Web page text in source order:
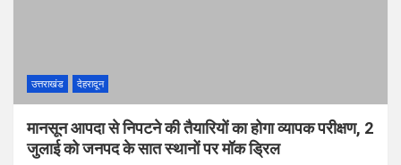
उत्तराखंड देहरादून
मानसून आपदा से निपटने की तैयारियों का होगा व्यापक परीक्षण, 2
जुलाई को जनपद के सात स्थानों पर मॉक ड्रिल